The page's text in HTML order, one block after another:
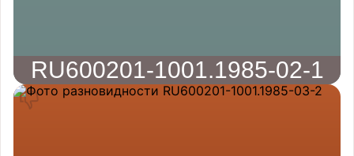
RU600201-1001.1985-02-1